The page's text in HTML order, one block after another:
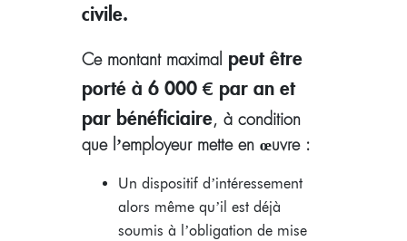
civile.
Ce montant maximal peut être
porté à 6 000 € par an et
par bénéficiaire, à condition
que l’employeur mette en œuvre :
Un dispositif d’intéressement
alors même qu’il est déjà
soumis à l’obligation de mise